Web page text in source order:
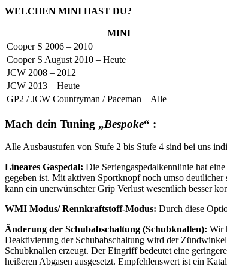
WELCHEN MINI HAST DU?
MINI
Cooper S 2006 – 2010
Cooper S August 2010 – Heute
JCW 2008 – 2012
JCW 2013 – Heute
GP2 / JCW Countryman / Paceman – Alle
Mach dein Tuning „Bespoke“ :
Alle Ausbaustufen von Stufe 2 bis Stufe 4 sind bei uns
Lineares Gaspedal: Die Seriengaspedalkennlinie hat
gegeben ist. Mit aktiven Sportknopf noch umso
kann ein unerwünschter Grip Verlust wesentlich besser
WMI Modus/ Rennkraftstoff-Modus: Durch diese
Änderung der Schubabschaltung (Schubknallen): Wir
Deaktivierung der Schubabschaltung wird der
Schubknallen erzeugt. Der Eingriff bedeutet eine
heißeren Abgasen ausgesetzt. Empfehlenswert ist ein